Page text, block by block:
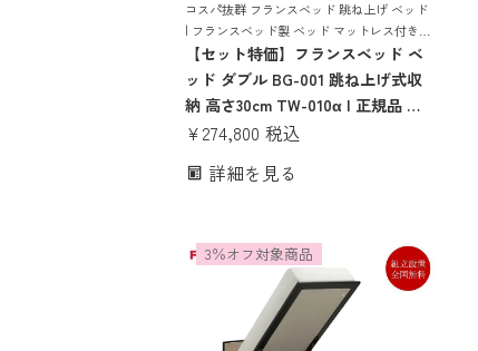
コスパ抜群 フランスベッド 跳ね上げ ベッド
| フランスベッド製 ベッド マットレス付き
マットレスセット ベッドセット マットレス
付き コンセント おしゃれ 収納
【セット特価】フランスベッド ベ
ッド ダブル BG-001 跳ね上げ式収
納 高さ30cm TW-010α | 正規品 フ
ランスベッド製 ダブルベッド マッ
ドセット コンセント付き おしゃれ
¥274,800 税込
詳細を見る
3％オフ対象商品